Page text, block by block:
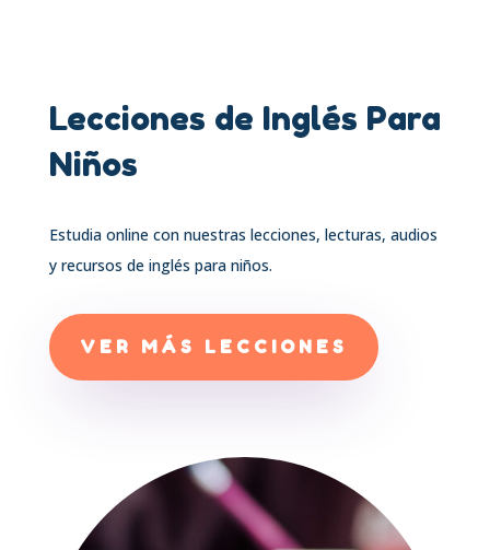
Lecciones de Inglés Para
Niños
Estudia online con nuestras lecciones, lecturas, audios
y recursos de inglés para niños.
VER MÁS LECCIONES